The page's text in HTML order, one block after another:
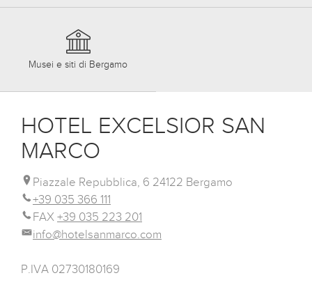
Musei e siti di Bergamo
HOTEL EXCELSIOR SAN
MARCO
Piazzale Repubblica, 6 24122 Bergamo
+39 035 366 111
FAX +39 035 223 201
info@hotelsanmarco.com
P.IVA 02730180169